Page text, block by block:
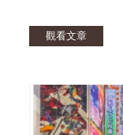
觀看文章